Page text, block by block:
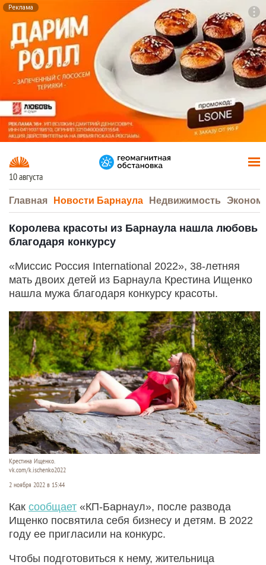
Реклама
10 августа
Главная Новости Барнаула Недвижимость
Королева красоты из Барнаула нашла любовь
благодаря конкурсу
«Миссис Россия International 2022», 38-летняя
мать двоих детей из Барнаула Крестина Ищенко
нашла мужа благодаря конкурсу красоты.
Крестина Ищенко.
vk.com/k.ischenko2022
2 ноября 2022 в 15:44
Как сообщает «КП-Барнаул», после развода
Ищенко посвятила себя бизнесу и детям. В 2022
году ее пригласили на конкурс.
Чтобы подготовиться к нему, жительница